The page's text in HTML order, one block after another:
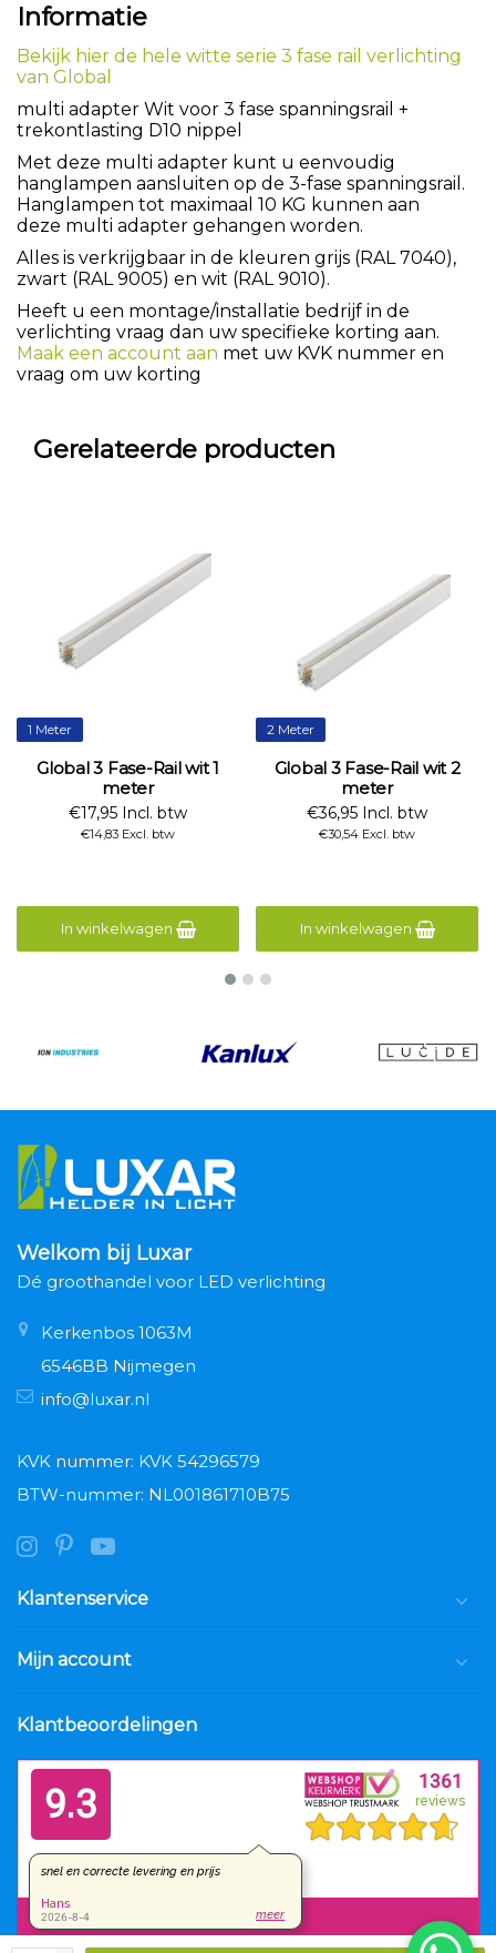
Informatie
Bekijk hier de hele witte serie 3 fase rail verlichting
van Global
multi adapter Wit voor 3 fase spanningsrail +
trekontlasting D10 nippel
Met deze multi adapter kunt u eenvoudig
hanglampen aansluiten op de 3-fase spanningsrail.
Hanglampen tot maximaal 10 KG kunnen aan
deze multi adapter gehangen worden.
Alles is verkrijgbaar in de kleuren grijs (RAL 7040),
zwart (RAL 9005) en wit (RAL 9010).
Heeft u een montage/installatie bedrijf in de
verlichting vraag dan uw specifieke korting aan.
Maak een account aan met uw KVK nummer en
vraag om uw korting
Gerelateerde producten
1 Meter
Global 3 Fase-Rail wit 1
meter
€17,95 Incl. btw
€14,83 Excl. btw
In winkelwagen
2 Meter
Global 3 Fase-Rail wit 2
meter
€36,95 Incl. btw
€30,54 Excl. btw
In winkelwagen
Welkom bij Luxar
Dé groothandel voor LED verlichting
Kerkenbos 1063M
6546BB Nijmegen
info@luxar.nl
KVK nummer: KVK 54296579
BTW-nummer: NL001861710B75
Klantenservice
Mijn account
Klantbeoordelingen